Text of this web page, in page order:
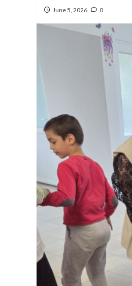
June 5, 2026 0